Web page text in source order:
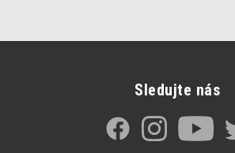
Sledujte nás